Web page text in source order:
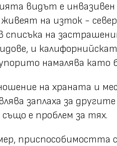
видът е инвазивен
живеят на изток -
списъка на
и
намалява като
на храната и
заплаха за
е проблем за тях.
приспособимостта